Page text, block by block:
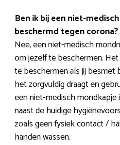
Ben ik bij een niet-
beschermd tegen corona?
Nee, een niet-medisch
om jezelf te beschermen.
te beschermen als jij besmet
het zorgvuldig draagt en
een niet-medisch mondkapje
naast de huidige
zoals geen fysiek contact /
handen wassen.